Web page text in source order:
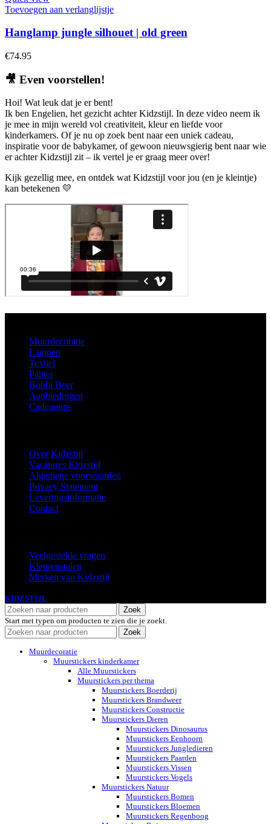
Toevoegen aan verlanglijstje
Hanglamp jungle silhouet | old green
€74.95
🎥 Even voorstellen!
Hoi! Wat leuk dat je er bent!
Ik ben Engelien, het gezicht achter Kidzstijl. In deze video neem ik
je mee in mijn wereld vol creativiteit, kleur en liefde voor
kinderkamers. Of je nu op zoek bent naar een uniek cadeau,
inspiratie voor de babykamer, of gewoon nieuwsgierig bent naar wie
er achter Kidzstijl zit – ik vertel je er graag meer over!
Kijk gezellig mee, en ontdek wat Kidzstijl voor jou (en je kleintje)
kan betekenen 💛
Muurdecoratie
Lampen
Textiel
Papier
Bobbi Beer
Aanbiedingen
Cadeautips
Over Kidzstijl
Vacatures Kidzstijl
Algemene voorwaarden
Privacy Statement
Leveringsinformatie
Contact
Veelgestelde vragen
Kleurenstalen
Merken van Kidzstijl
KIDZSTIJL
Zoek
Start met typen om producten te zien die je zoekt.
Zoek
Muurdecoratie
Muurstickers kinderkamer
Alle Muurstickers
Muurstickers per thema
Muurstickers Boerderij
Muurstickers Brandweer
Muurstickers Constructie
Muurstickers Dieren
Muurstickers Dinosaurus
Muurstickers Eenhoorn
Muurstickers Jungledieren
Muurstickers Paarden
Muurstickers Vissen
Muurstickers Vogels
Muurstickers Natuur
Muurstickers Bomen
Muurstickers Bloemen
Muurstickers Regenboog